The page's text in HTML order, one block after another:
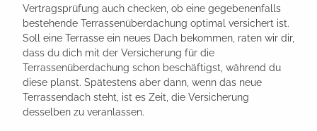
Vertragsprüfung auch checken, ob eine gegebenenfalls
bestehende Terrassenüberdachung optimal versichert ist.
Soll eine Terrasse ein neues Dach bekommen, raten wir dir,
dass du dich mit der Versicherung für die
Terrassenüberdachung schon beschäftigst, während du
diese planst. Spätestens aber dann, wenn das neue
Terrassendach steht, ist es Zeit, die Versicherung
desselben zu veranlassen.